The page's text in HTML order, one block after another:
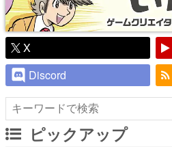
X
Discord
ピックアップ